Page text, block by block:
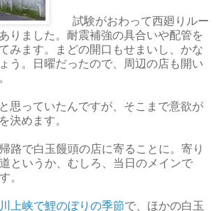
試験がおわって西廻りルー
りました。耐震補強の具合いや配管を
みます。まどの開口もせまいし、かな
う。日曜だったので、周辺の店も開い
思っていたんですが、そこまで意欲が
決めます。
帰路で白玉饅頭の店に寄ることに。寄り
道というか、むしろ、当日のメインで
す。
川上峡で鯉のぼりの季節で、ほかの白玉